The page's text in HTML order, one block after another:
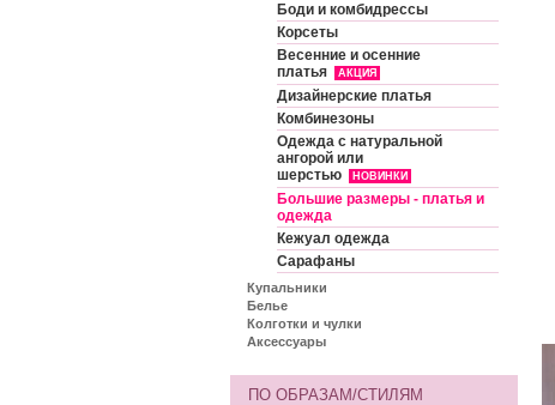
Боди и комбидрессы
Корсеты
Весенние и осенние
платья
АКЦИЯ
Дизайнерские платья
Комбинезоны
Одежда с натуральной
ангорой или
шерстью
НОВИНКИ
Большие размеры - платья и
одежда
Кежуал одежда
Сарафаны
Купальники
Белье
Колготки и чулки
Аксессуары
ПО ОБРАЗАМ/СТИЛЯМ